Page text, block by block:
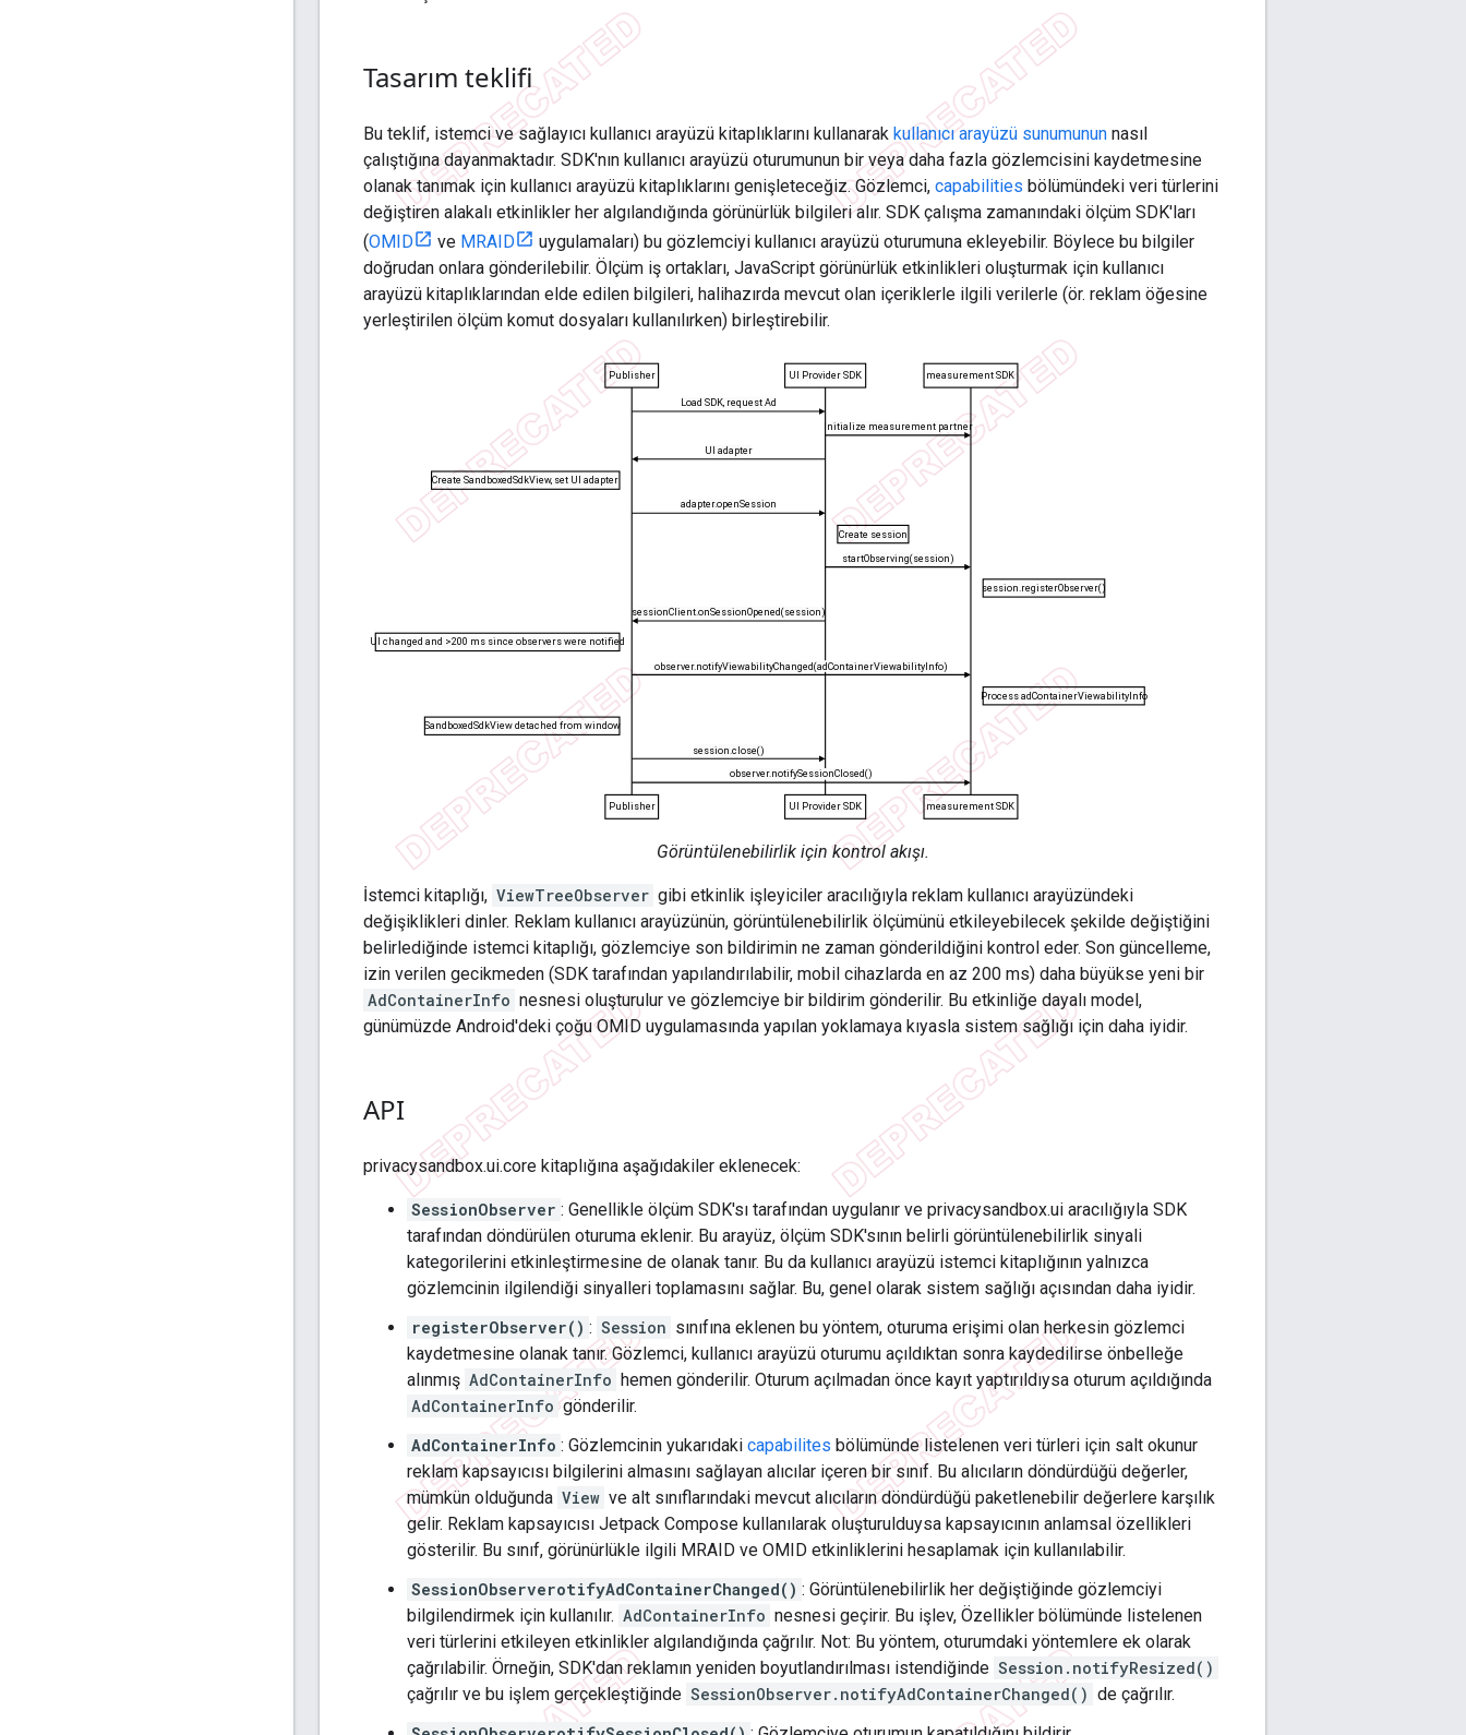
Tasarım teklifi
Bu teklif, istemci ve sağlayıcı kullanıcı arayüzü kitaplıklarını kullanarak kullanıcı arayüzü sunumunun nasıl
çalıştığına dayanmaktadır. SDK'nın kullanıcı arayüzü oturumunun bir veya daha fazla gözlemcisini kaydetmesine
olanak tanımak için kullanıcı arayüzü kitaplıklarını genişleteceğiz. Gözlemci, capabilities bölümündeki veri türlerini
değiştiren alakalı etkinlikler her algılandığında görünürlük bilgileri alır. SDK çalışma zamanındaki ölçüm SDK'ları
(OMID ve MRAID
uygulamaları) bu gözlemciyi kullanıcı arayüzü oturumuna ekleyebilir. Böylece bu bilgiler
doğrudan onlara gönderilebilir. Ölçüm iş ortakları, JavaScript görünürlük etkinlikleri oluşturmak için kullanıcı
arayüzü kitaplıklarından elde edilen bilgileri, halihazırda mevcut olan içeriklerle ilgili verilerle (ör. reklam öğesine
yerleştirilen ölçüm komut dosyaları kullanılırken) birleştirebilir.
Görüntülenebilirlik için kontrol akışı.
İstemci kitaplığı, ViewTreeObserver gibi etkinlik işleyiciler aracılığıyla reklam kullanıcı arayüzündeki
değişiklikleri dinler. Reklam kullanıcı arayüzünün, görüntülenebilirlik ölçümünü etkileyebilecek şekilde değiştiğini
belirlediğinde istemci kitaplığı, gözlemciye son bildirimin ne zaman gönderildiğini kontrol eder. Son güncelleme,
izin verilen gecikmeden (SDK tarafından yapılandırılabilir, mobil cihazlarda en az 200 ms) daha büyükse yeni bir
AdContainerInfo nesnesi oluşturulur ve gözlemciye bir bildirim gönderilir. Bu etkinliğe dayalı model,
günümüzde Android'deki çoğu OMID uygulamasında yapılan yoklamaya kıyasla sistem sağlığı için daha iyidir.
API
privacysandbox.ui.core kitaplığına aşağıdakiler eklenecek:
SessionObserver : Genellikle ölçüm SDK'sı tarafından uygulanır ve privacysandbox.ui aracılığıyla SDK
tarafından döndürülen oturuma eklenir. Bu arayüz, ölçüm SDK'sının belirli görüntülenebilirlik sinyali
kategorilerini etkinleştirmesine de olanak tanır. Bu da kullanıcı arayüzü istemci kitaplığının yalnızca
gözlemcinin ilgilendiği sinyalleri toplamasını sağlar. Bu, genel olarak sistem sağlığı açısından daha iyidir.
registerObserver() : Session sınıfına eklenen bu yöntem, oturuma erişimi olan herkesin gözlemci
kaydetmesine olanak tanır. Gözlemci, kullanıcı arayüzü oturumu açıldıktan sonra kaydedilirse önbelleğe
alınmış AdContainerInfo hemen gönderilir. Oturum açılmadan önce kayıt yaptırıldıysa oturum açıldığında
AdContainerInfo gönderilir.
AdContainerInfo : Gözlemcinin yukarıdaki capabilites bölümünde listelenen veri türleri için salt okunur
reklam kapsayıcısı bilgilerini almasını sağlayan alıcılar içeren bir sınıf. Bu alıcıların döndürdüğü değerler,
mümkün olduğunda View ve alt sınıflarındaki mevcut alıcıların döndürdüğü paketlenebilir değerlere karşılık
gelir. Reklam kapsayıcısı Jetpack Compose kullanılarak oluşturulduysa kapsayıcının anlamsal özellikleri
gösterilir. Bu sınıf, görünürlükle ilgili MRAID ve OMID etkinliklerini hesaplamak için kullanılabilir.
SessionObserverotifyAdContainerChanged() : Görüntülenebilirlik her değiştiğinde gözlemciyi
bilgilendirmek için kullanılır. AdContainerInfo nesnesi geçirir. Bu işlev, Özellikler bölümünde listelenen
veri türlerini etkileyen etkinlikler algılandığında çağrılır. Not: Bu yöntem, oturumdaki yöntemlere ek olarak
çağrılabilir. Örneğin, SDK'dan reklamın yeniden boyutlandırılması istendiğinde Session.notifyResized()
çağrılır ve bu işlem gerçekleştiğinde SessionObserver.notifyAdContainerChanged() de çağrılır.